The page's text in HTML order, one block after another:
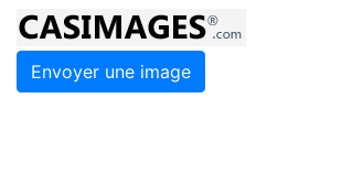
Envoyer une image